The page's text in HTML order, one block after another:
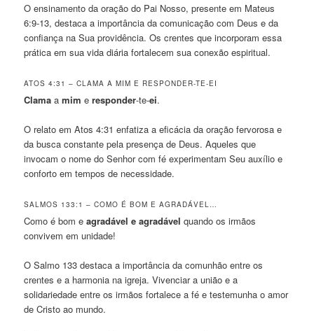
O ensinamento da oração do Pai Nosso, presente em Mateus
6:9-13, destaca a importância da comunicação com Deus e da
confiança na Sua providência. Os crentes que incorporam essa
prática em sua vida diária fortalecem sua conexão espiritual.
ATOS 4:31 – CLAMA A MIM E RESPONDER-TE-EI
Clama amim eresponder-te-ei.
O relato em Atos 4:31 enfatiza a eficácia da oração fervorosa e
da busca constante pela presença de Deus. Aqueles que
invocam o nome do Senhor com fé experimentam Seu auxílio e
conforto em tempos de necessidade.
SALMOS 133:1 – COMO É BOM E AGRADÁVEL…
Como é bom eagradável e agradável quando os irmãos
convivem em unidade!
O Salmo 133 destaca a importância da comunhão entre os
crentes e a harmonia na igreja. Vivenciar a união e a
solidariedade entre os irmãos fortalece a fé e testemunha o amor
de Cristo ao mundo.